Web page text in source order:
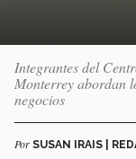
Integrantes del
Monterrey abordan
negocios
Por SUSAN IRAIS |